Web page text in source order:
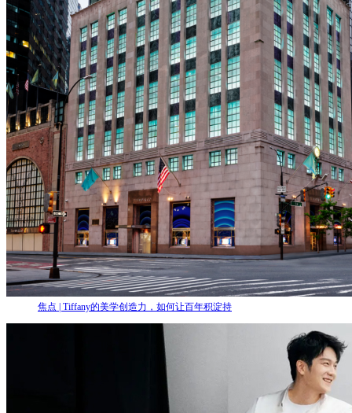
焦点 | Tiffany的美学创造力，如何让百年积淀持